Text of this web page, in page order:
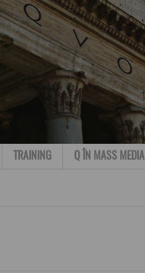
TRAINING Q ÎN MASS MEDIA